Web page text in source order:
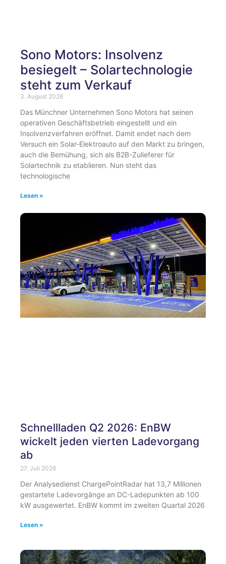
Sono Motors: Insolvenz
besiegelt – Solartechnologie
steht zum Verkauf
3. August 2026
Das Münchner Unternehmen Sono Motors hat seinen
operativen Geschäftsbetrieb eingestellt und ein
Insolvenzverfahren eröffnet. Damit endet nach dem
Versuch ein Solar-Elektroauto auf den Markt zu bringen,
auch die Bemühung, sich als B2B-Zulieferer für
Solartechnik zu etablieren. Nun steht das
technologische
Lesen »
Schnellladen Q2 2026: EnBW
wickelt jeden vierten Ladevorgang
ab
27. Juli 2026
Der Analysedienst ChargePointRadar hat 13,7 Millionen
gestartete Ladevorgänge an DC-Ladepunkten ab 100
kW ausgewertet. EnBW kommt im zweiten Quartal 2026
Lesen »